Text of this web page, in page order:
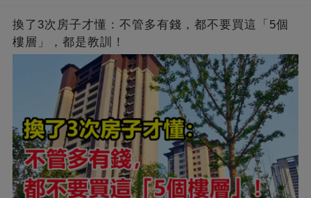
換了3次房子才懂：不管多有錢，都不要買這「5個
樓層」，都是教訓！